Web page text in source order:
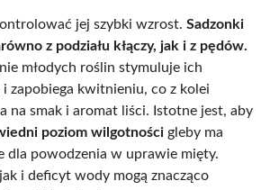
jej szybki wzrost. Sadzonki
z podziału kłączy, jak i z pędów.
młodych roślin stymuluje ich
zapobiega kwitnieniu, co z kolei
na smak i aromat liści. Istotne jest, aby
poziom wilgotności gleby ma
dla powodzenia w uprawie mięty.
i deficyt wody mogą znacząco